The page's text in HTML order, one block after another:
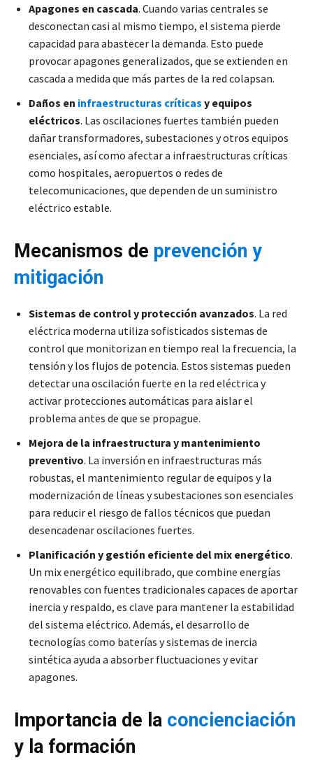
Apagones en cascada. Cuando varias centrales se
desconectan casi al mismo tiempo, el sistema pierde
capacidad para abastecer la demanda. Esto puede
provocar apagones generalizados, que se extienden en
cascada a medida que más partes de la red colapsan.
Daños en infraestructuras críticas y equipos
eléctricos. Las oscilaciones fuertes también pueden
dañar transformadores, subestaciones y otros equipos
esenciales, así como afectar a infraestructuras críticas
como hospitales, aeropuertos o redes de
telecomunicaciones, que dependen de un suministro
eléctrico estable.
Mecanismos de prevención y
mitigación
Sistemas de control y protección avanzados. La red
eléctrica moderna utiliza sofisticados sistemas de
control que monitorizan en tiempo real la frecuencia, la
tensión y los flujos de potencia. Estos sistemas pueden
detectar una oscilación fuerte en la red eléctrica y
activar protecciones automáticas para aislar el
problema antes de que se propague.
Mejora de la infraestructura y mantenimiento
preventivo. La inversión en infraestructuras más
robustas, el mantenimiento regular de equipos y la
modernización de líneas y subestaciones son esenciales
para reducir el riesgo de fallos técnicos que puedan
desencadenar oscilaciones fuertes.
Planificación y gestión eficiente del mix energético.
Un mix energético equilibrado, que combine energías
renovables con fuentes tradicionales capaces de aportar
inercia y respaldo, es clave para mantener la estabilidad
del sistema eléctrico. Además, el desarrollo de
tecnologías como baterías y sistemas de inercia
sintética ayuda a absorber fluctuaciones y evitar
apagones.
Importancia de la concienciación
y la formación